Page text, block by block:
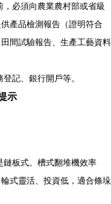
，必須向農業農村部或省級
產品檢測報告（證明符合
間試驗報告、生產工藝資料
記、銀行開戶等。
示
板式。槽式翻堆機效率
式靈活、投資低，適合條垛